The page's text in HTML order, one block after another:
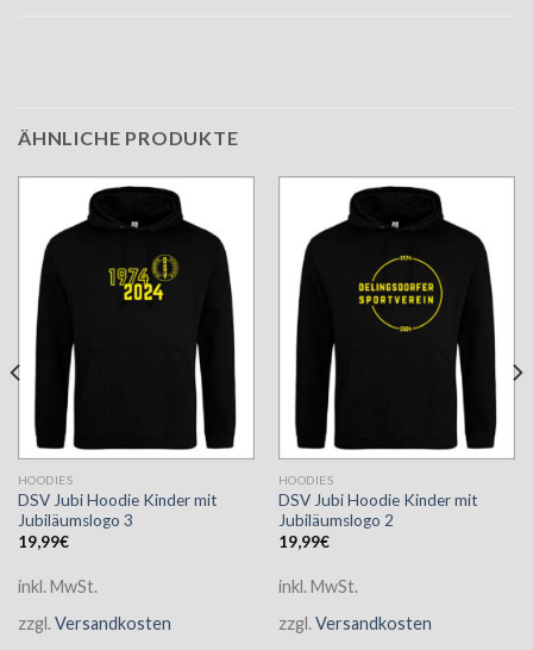
ÄHNLICHE PRODUKTE
HOODIES
DSV Jubi Hoodie Kinder mit
Jubiläumslogo 3
19,99€
inkl. MwSt.
zzgl. Versandkosten
HOODIES
DSV Jubi Hoodie Kinder mit
Jubiläumslogo 2
19,99€
inkl. MwSt.
zzgl. Versandkosten